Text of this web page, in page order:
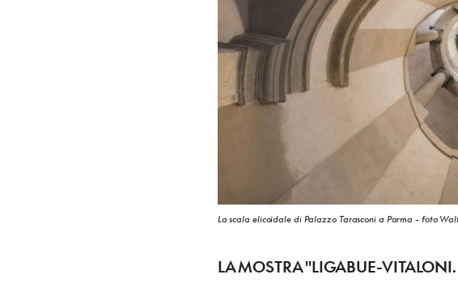
La scala elicoidale di Palazzo Tarasconi a Parma - foto
LA MOSTRA "LIGABUE-